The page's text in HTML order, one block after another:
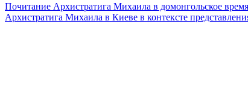
Почитание Архистратига Михаила в домонгольское
Архистратига Михаила в Киеве в контексте